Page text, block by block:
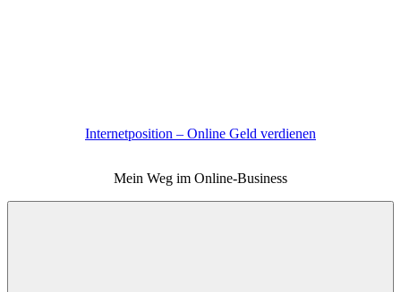
Internetposition – Online Geld verdienen
Mein Weg im Online-Business